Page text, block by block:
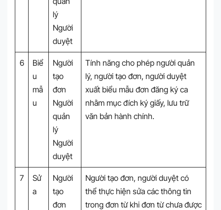
lý
Người
duyệt
6
Biể
u
mẫ
u
Người
tạo
đơn
Người
quản
lý
Người
duyệt
Tính năng cho phép người quản
lý, người tạo đơn, người duyệt
xuất biểu mẫu đơn đăng ký ca
nhằm mục đích ký giấy, lưu trữ
văn bản hành chính.
7
Sử
a
Người
tạo
đơn
Người tạo đơn, người duyệt có
thể thực hiện sửa các thông tin
trong đơn từ khi đơn từ chưa được